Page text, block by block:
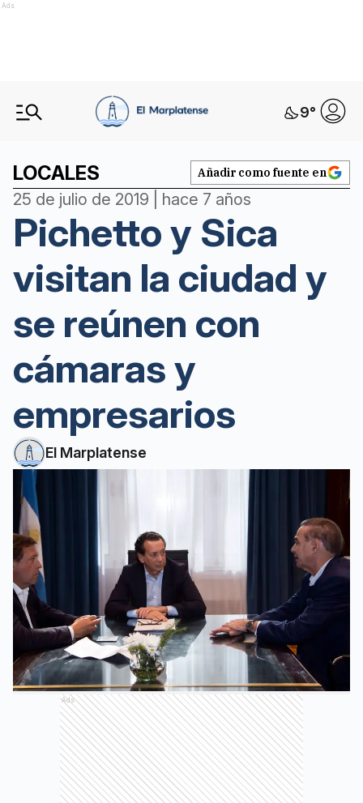
Ads
9°
LOCALES Añadir como fuente en
25 de julio de 2019 | hace 7 años
Pichetto y Sica
visitan la ciudad y
se reúnen con
cámaras y
empresarios
El Marplatense
Ads